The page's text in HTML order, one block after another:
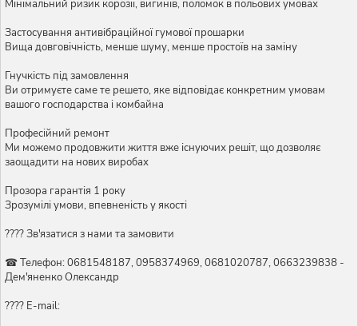
Мінімальний ризик корозії, вигинів, поломок в польових умовах
Застосування антивібраційної гумової прошарки
Вища довговічність, менше шуму, менше простоїв на заміну
Гнучкість під замовлення
Ви отримуєте саме те решето, яке відповідає конкретним умовам
вашого господарства і комбайна
Професійний ремонт
Ми можемо продовжити життя вже існуючих решіт, що дозволяє
заощадити на нових виробах
Прозора гарантія 1 року
Зрозумілі умови, впевненість у якості
???? Зв'язатися з нами та замовити
☎ Телефон: 0681548187, 0958374969, 0681020787, 0663239838 -
Дем'яненко Олександр
???? E-mail: